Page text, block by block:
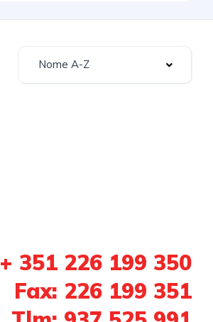
Nome A-Z
+ 351 226 199 350
Fax: 226 199 351